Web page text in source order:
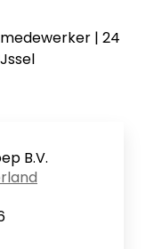
| 24
B.V.